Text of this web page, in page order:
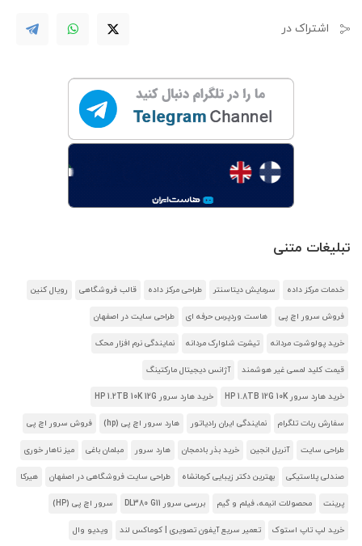
اشتراک در
تبلیغات متنی
خدمات مرکز داده سرمایش دیتاسنتر طراحی مرکز داده قالب فروشگاهی رویال کنین
فروش سرور اچ پی هاست وردپرس حرفه ای طراحی سایت در اصفهان
خرید پولوشرت مردانه تیشرت شلوارک مردانه نمایندگی نرم افزار محک
قیمت کلید لمسی غیر هوشمند آژانس دیجیتال مارکتینگ
خرید هارد سرور HP 1.8TB 12G 10K خرید هارد سرور HP 1.2TB 10K 12G
سفارش ربات تلگرام نمایندگی ایران رادیاتور هارد سرور اچ پی (hp) فروش سرور اچ پی
طراحی سایت آنریل انجین خرید بذر بادمجان هارد سرور مبلمان باغی میز ناهار خوری
صندلی پلاستیکی بهترین دکتر زیبایی کرمانشاه طراحی سایت فروشگاهی در اصفهان هیرکا
پرینت محصولات انیمه، فیلم و گیم بررسی سرور DL380 G11 سرور اچ پی (HP)
خرید لپ تاپ استوک تعمیر سریع آیفون تصویری | کوماکس لند ویدیو وال